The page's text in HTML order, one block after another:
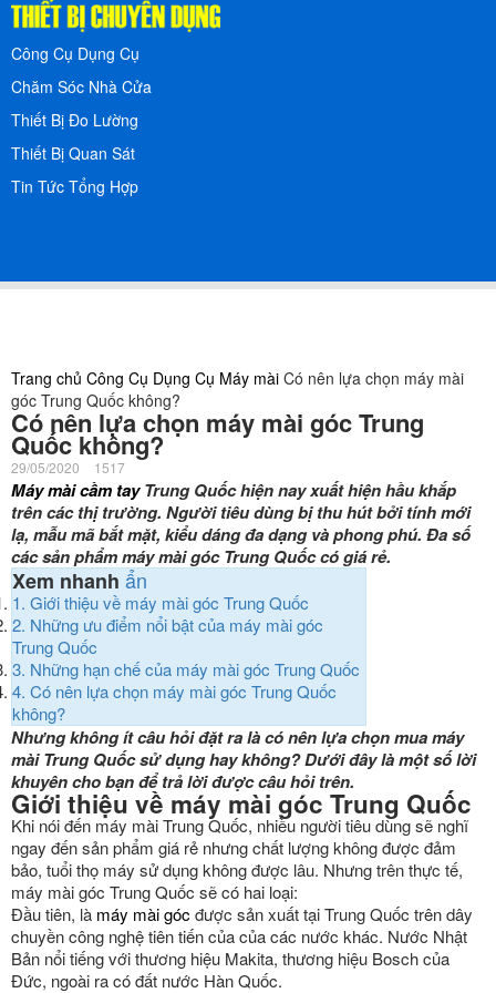
Công Cụ Dụng Cụ
Chăm Sóc Nhà Cửa
Thiết Bị Đo Lường
Thiết Bị Quan Sát
Tin Tức Tổng Hợp
Trang chủ Công Cụ Dụng Cụ Máy mài Có nên lựa chọn máy mài
góc Trung Quốc không?
Có nên lựa chọn máy mài góc Trung
Quốc không?
29/05/2020 1517
Máy mài cầm tayTrung Quốc hiện nay xuất hiện hầu khắp
trên các thị trường. Người tiêu dùng bị thu hút bởi tính mới
lạ, mẫu mã bắt mặt, kiểu dáng đa dạng và phong phú. Đa số
các sản phẩm máy mài góc Trung Quốc có giá rẻ.
Xem nhanh ẩn
1. Giới thiệu về máy mài góc Trung Quốc
2. Những ưu điểm nổi bật của máy mài góc
Trung Quốc
3. Những hạn chế của máy mài góc Trung Quốc
4. Có nên lựa chọn máy mài góc Trung Quốc
không?
Nhưng không ít câu hỏi đặt ra là có nên lựa chọn mua máy
mài Trung Quốc sử dụng hay không? Dưới đây là một số lời
khuyên cho bạn để trả lời được câu hỏi trên.
Giới thiệu về máy mài góc Trung Quốc
Khi nói đến máy mài Trung Quốc, nhiều người tiêu dùng sẽ nghĩ
ngay đến sản phẩm giá rẻ nhưng chất lượng không được đảm
bảo, tuổi thọ máy sử dụng không được lâu. Nhưng trên thực tế,
máy mài góc Trung Quốc sẽ có hai loại:
Đầu tiên, là máy mài góc được sản xuất tại Trung Quốc trên dây
chuyền công nghệ tiên tiến của của các nước khác. Nước Nhật
Bản nổi tiếng với thương hiệu Makita, thương hiệu Bosch của
Đức, ngoài ra có đất nước Hàn Quốc.